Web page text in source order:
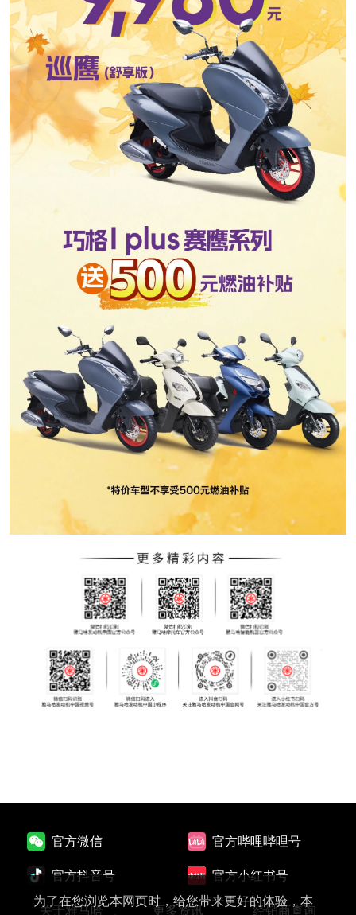
官方微信
官方哔哩哔哩号
官方抖音号
官方小红书号
关于雅马哈
更多资讯 经销商查询
为了在您浏览本网页时，给您带来更好的体验，本